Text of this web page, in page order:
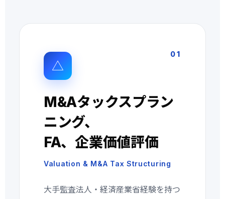
01
△
M&Aタックスプラン
ニング、
FA、企業価値評価
Valuation & M&A Tax Structuring
大手監査法人・経済産業省経験を持つ